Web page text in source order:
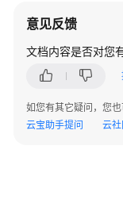
最
佳
故
意见反馈
文档内容是否对您
如您有其它疑问，您
云宝助手提问
云社